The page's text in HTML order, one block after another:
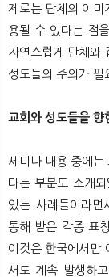
제로는 단체의 이미
용될 수 있다는 점
자연스럽게 단체와
성도들의 주의가 필
교회와 성도들을 향
세미나 내용 중에는
다는 부분도 소개
있는 사례들이라
통해 받은 각종 표
이것은 한국에서만
서도 계속 발생하